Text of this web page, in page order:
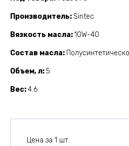
Производитель Sintec
Вязкость масла 10W-40
Состав масла
Объем, л 5
Вес 4.6
Цена за 1 шт.